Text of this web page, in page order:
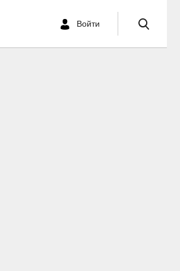
Войти